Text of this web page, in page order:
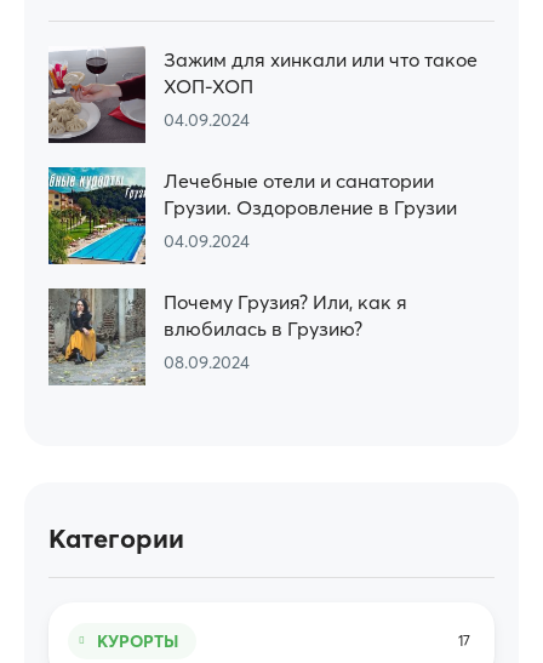
Зажим для хинкали или что такое
ХОП-ХОП
04.09.2024
Лечебные отели и санатории
Грузии. Оздоровление в Грузии
04.09.2024
Почему Грузия? Или, как я
влюбилась в Грузию?
08.09.2024
Категории
КУРОРТЫ 17